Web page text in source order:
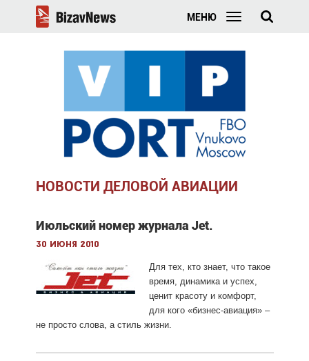
МЕНЮ
НОВОСТИ ДЕЛОВОЙ АВИАЦИИ
Июльский номер журнала Jet.
30 июня 2010
Для тех, кто знает, что такое
время, динамика и успех,
ценит красоту и комфорт,
для кого «бизнес-авиация» –
не просто слова, а стиль жизни.